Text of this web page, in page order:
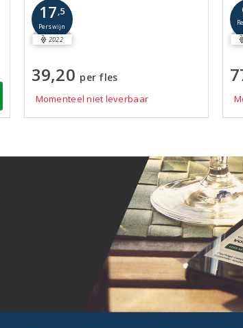
17,5
Perswijn
2022
39,20 per fles
Momenteel niet leverbaar